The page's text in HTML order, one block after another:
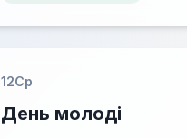
12Ср
День молоді